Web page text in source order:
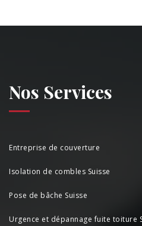
Nos Services
Entreprise de couverture
Isolation de combles Suisse
Pose de bâche Suisse
Urgence et dépannage fuite toiture